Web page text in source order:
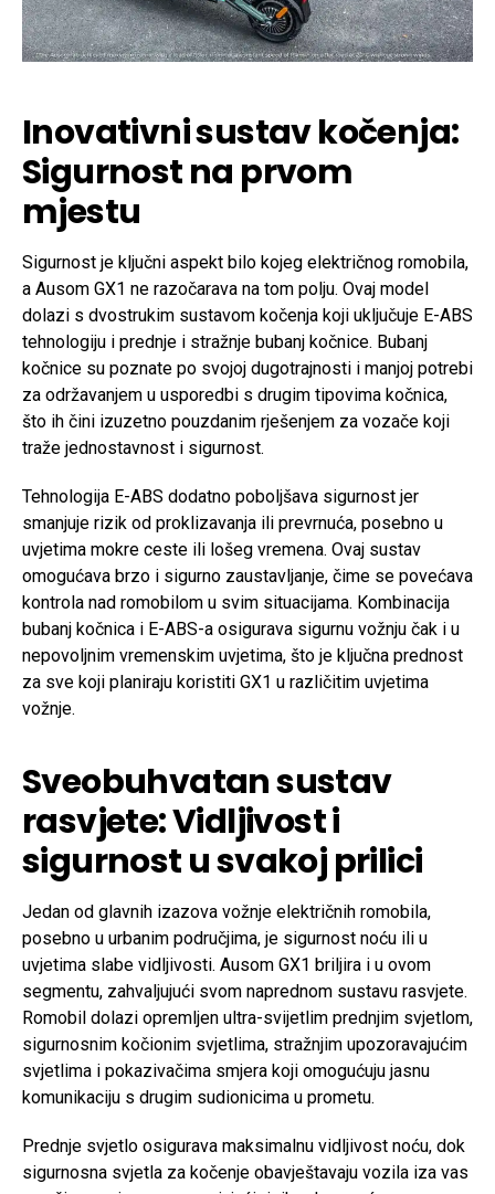
Inovativni sustav kočenja:
Sigurnost na prvom
mjestu
Sigurnost je ključni aspekt bilo kojeg električnog romobila,
a Ausom GX1 ne razočarava na tom polju. Ovaj model
dolazi s dvostrukim sustavom kočenja koji uključuje E-ABS
tehnologiju i prednje i stražnje bubanj kočnice. Bubanj
kočnice su poznate po svojoj dugotrajnosti i manjoj potrebi
za održavanjem u usporedbi s drugim tipovima kočnica,
što ih čini izuzetno pouzdanim rješenjem za vozače koji
traže jednostavnost i sigurnost.
Tehnologija E-ABS dodatno poboljšava sigurnost jer
smanjuje rizik od proklizavanja ili prevrnuća, posebno u
uvjetima mokre ceste ili lošeg vremena. Ovaj sustav
omogućava brzo i sigurno zaustavljanje, čime se povećava
kontrola nad romobilom u svim situacijama. Kombinacija
bubanj kočnica i E-ABS-a osigurava sigurnu vožnju čak i u
nepovoljnim vremenskim uvjetima, što je ključna prednost
za sve koji planiraju koristiti GX1 u različitim uvjetima
vožnje.
Sveobuhvatan sustav
rasvjete: Vidljivost i
sigurnost u svakoj prilici
Jedan od glavnih izazova vožnje električnih romobila,
posebno u urbanim područjima, je sigurnost noću ili u
uvjetima slabe vidljivosti. Ausom GX1 briljira i u ovom
segmentu, zahvaljujući svom naprednom sustavu rasvjete.
Romobil dolazi opremljen ultra-svijetlim prednjim svjetlom,
sigurnosnim kočionim svjetlima, stražnjim upozoravajućim
svjetlima i pokazivačima smjera koji omogućuju jasnu
komunikaciju s drugim sudionicima u prometu.
Prednje svjetlo osigurava maksimalnu vidljivost noću, dok
sigurnosna svjetla za kočenje obavještavaju vozila iza vas